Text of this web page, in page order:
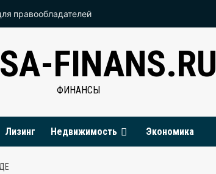
правообладателей
FINANS.RU
ФИНАНСЫ
Лизинг Недвижимость Экономика